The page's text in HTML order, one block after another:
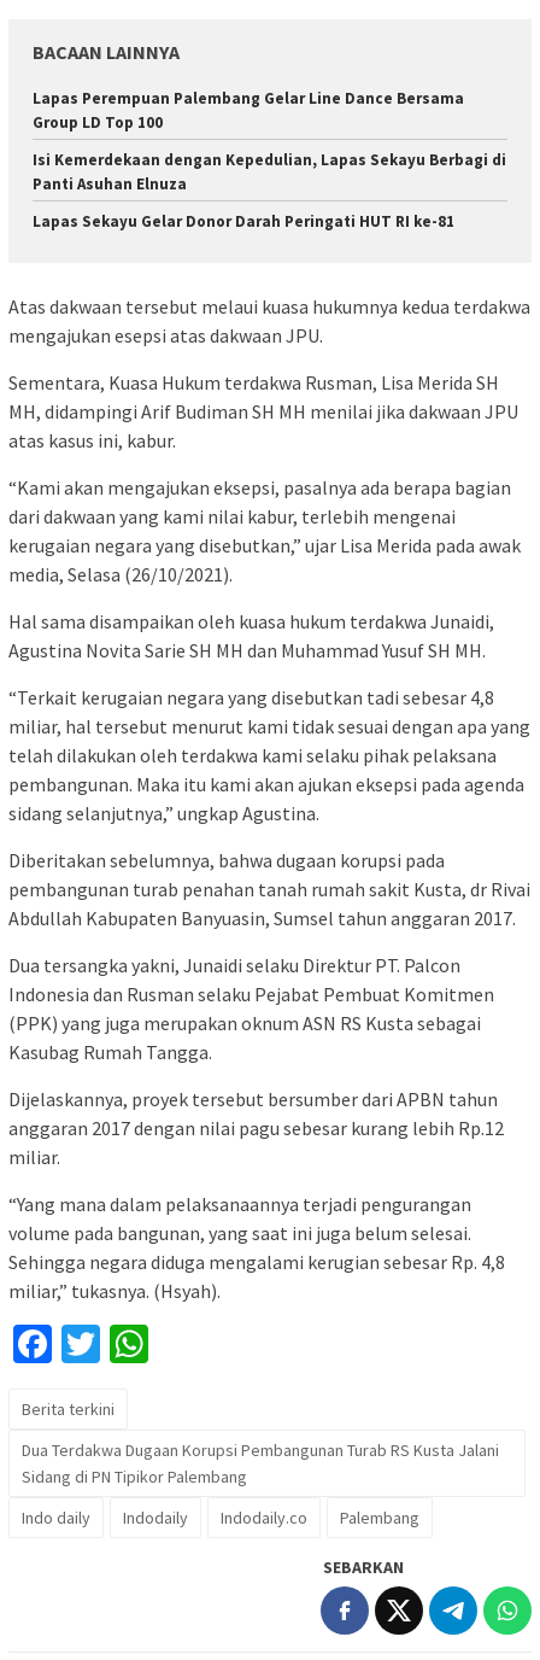
BACAAN LAINNYA
Lapas Perempuan Palembang Gelar Line Dance Bersama
Group LD Top 100
Isi Kemerdekaan dengan Kepedulian, Lapas Sekayu Berbagi di
Panti Asuhan Elnuza
Lapas Sekayu Gelar Donor Darah Peringati HUT RI ke-81
Atas dakwaan tersebut melaui kuasa hukumnya kedua terdakwa
mengajukan esepsi atas dakwaan JPU.
Sementara, Kuasa Hukum terdakwa Rusman, Lisa Merida SH
MH, didampingi Arif Budiman SH MH menilai jika dakwaan JPU
atas kasus ini, kabur.
“Kami akan mengajukan eksepsi, pasalnya ada berapa bagian
dari dakwaan yang kami nilai kabur, terlebih mengenai
kerugaian negara yang disebutkan,” ujar Lisa Merida pada awak
media, Selasa (26/10/2021).
Hal sama disampaikan oleh kuasa hukum terdakwa Junaidi,
Agustina Novita Sarie SH MH dan Muhammad Yusuf SH MH.
“Terkait kerugaian negara yang disebutkan tadi sebesar 4,8
miliar, hal tersebut menurut kami tidak sesuai dengan apa yang
telah dilakukan oleh terdakwa kami selaku pihak pelaksana
pembangunan. Maka itu kami akan ajukan eksepsi pada agenda
sidang selanjutnya,” ungkap Agustina.
Diberitakan sebelumnya, bahwa dugaan korupsi pada
pembangunan turab penahan tanah rumah sakit Kusta, dr Rivai
Abdullah Kabupaten Banyuasin, Sumsel tahun anggaran 2017.
Dua tersangka yakni, Junaidi selaku Direktur PT. Palcon
Indonesia dan Rusman selaku Pejabat Pembuat Komitmen
(PPK) yang juga merupakan oknum ASN RS Kusta sebagai
Kasubag Rumah Tangga.
Dijelaskannya, proyek tersebut bersumber dari APBN tahun
anggaran 2017 dengan nilai pagu sebesar kurang lebih Rp.12
miliar.
“Yang mana dalam pelaksanaannya terjadi pengurangan
volume pada bangunan, yang saat ini juga belum selesai.
Sehingga negara diduga mengalami kerugian sebesar Rp. 4,8
miliar,” tukasnya. (Hsyah).
Facebook
Twitter
Berita terkini
Dua Terdakwa Dugaan Korupsi Pembangunan Turab RS Kusta Jalani
Sidang di PN Tipikor Palembang
Indo daily
Indodaily Indodaily.co Palembang
SEBARKAN